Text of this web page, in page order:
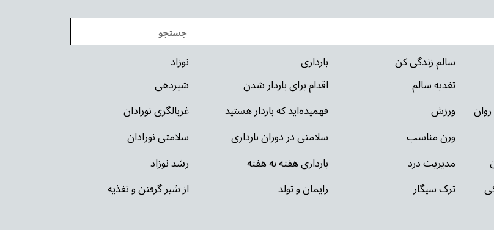
نوزاد
شیردهی
غربالگری نوزادان
سلامتی نوزادان
رشد نوزاد
از شیر گرفتن و تغذیه
بارداری
اقدام برای باردار شدن
فهمیده‌اید که باردار هستید
سلامتی در دوران بارداری
بارداری هفته به هفته
زایمان و تولد
سالم زندگی کن
تغذیه سالم
ورزش
وزن مناسب
مدیریت درد
ترک سیگار